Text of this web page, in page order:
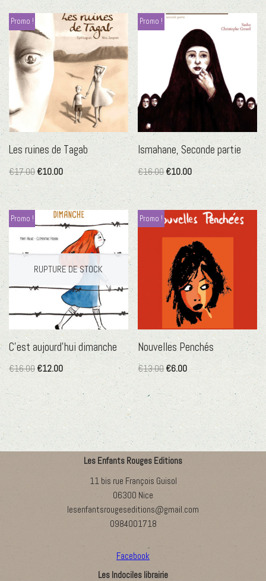
Promo !
Les ruines de Tagab
€17.00 €10.00
Promo !
Ismahane, Seconde partie
€16.00€10.00
RUPTURE DE STOCK
Promo !
C’est aujourd’hui dimanche
€16.00 €12.00
Promo !
Nouvelles Penchés
€13.00€6.00
Les Enfants Rouges Editions
11 bis rue François Guisol
06300 Nice
lesenfantsrougeseditions@gmail.com
0984001718
Facebook
Les Indociles librairie